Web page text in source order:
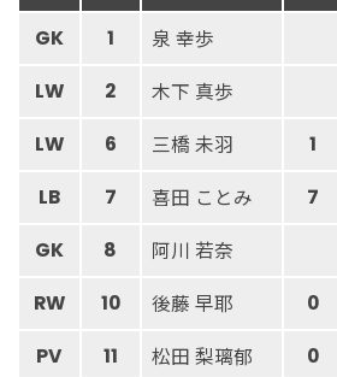
GK 1 泉 幸歩
LW 2 木下 真歩
LW 6 三橋 未羽 1
LB 7 喜田 ことみ 7
GK 8 阿川 若奈
RW 10 後藤 早耶 0
PV 11 松田 梨璃郁 0